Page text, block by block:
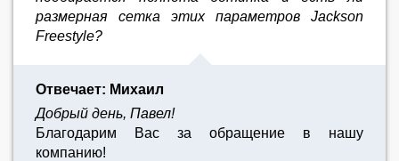
размерная сетка этих параметров Jackson
Freestyle?
Отвечает: Михаил
Добрый день, Павел!
Благодарим Вас за обращение в нашу
компанию!